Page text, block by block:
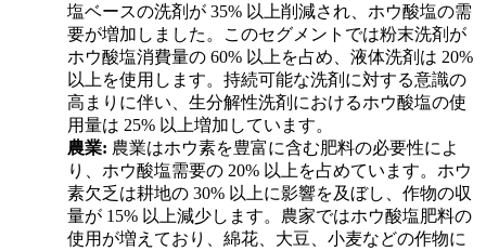
塩ベースの洗剤が 35% 以上削減され、ホウ酸塩の需
要が増加しました。このセグメントでは粉末洗剤が
ホウ酸塩消費量の 60% 以上を占め、液体洗剤は 20%
以上を使用します。持続可能な洗剤に対する意識の
高まりに伴い、生分解性洗剤におけるホウ酸塩の使
用量は 25% 以上増加しています。
農業: 農業はホウ素を豊富に含む肥料の必要性によ
り、ホウ酸塩需要の 20% 以上を占めています。ホウ
素欠乏は耕地の 30% 以上に影響を及ぼし、作物の収
量が 15% 以上減少します。農家ではホウ酸塩肥料の
使用が増えており、綿花、大豆、小麦などの作物に